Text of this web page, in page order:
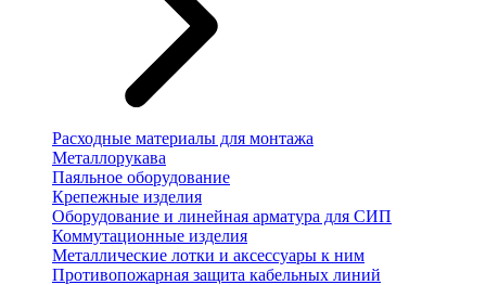
Расходные материалы для монтажа
Металлорукава
Паяльное оборудование
Крепежные изделия
Оборудование и линейная арматура для СИП
Коммутационные изделия
Металлические лотки и аксессуары к ним
Противопожарная защита кабельных линий